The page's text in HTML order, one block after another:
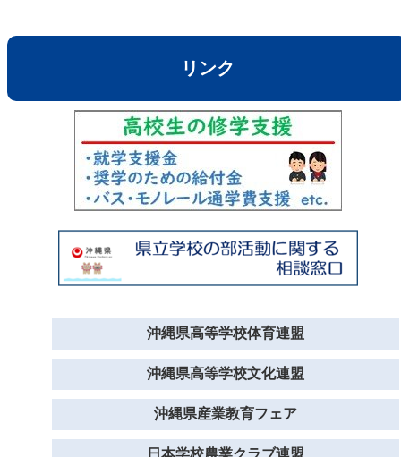
リンク
沖縄県高等学校体育連盟
沖縄県高等学校文化連盟
沖縄県産業教育フェア